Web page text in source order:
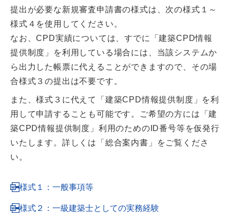
提出が必要な新規審査申請書の様式は、次の様式１～
様式４を使用してください。
なお、CPD実績については、すでに「建築CPD情報
提供制度」を利用している場合には、当該システムか
ら出力した帳票に代えることができますので、その場
合様式３の提出は不要です。
また、様式３に代えて「建築CPD情報提供制度」を利
用して申請することも可能です。ご希望の方には「建
築CPD情報提供制度」利用のためのID番号等を仮発行
いたします。詳しくは「総合案内書」をご覧くださ
い。
様式１：一般事項等
様式２：一級建築士としての実務経験